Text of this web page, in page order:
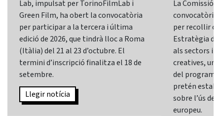
Lab, impulsat per TorinoFilmLab i
Green Film, ha obert la convocatòria
per participar a la tercera i última
edició de 2026, que tindrà lloc a Roma
(Itàlia) del 21 al 23 d’octubre. El
termini d’inscripció finalitza el 18 de
setembre.
Llegir notícia
La Comissió
convocatòria
per recollir
Estratègia
als sectors i
creatives,
del programa
pretén
sobre l’ús de
europeu.